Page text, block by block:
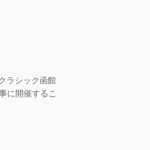
ラシック函館
に開催するこ